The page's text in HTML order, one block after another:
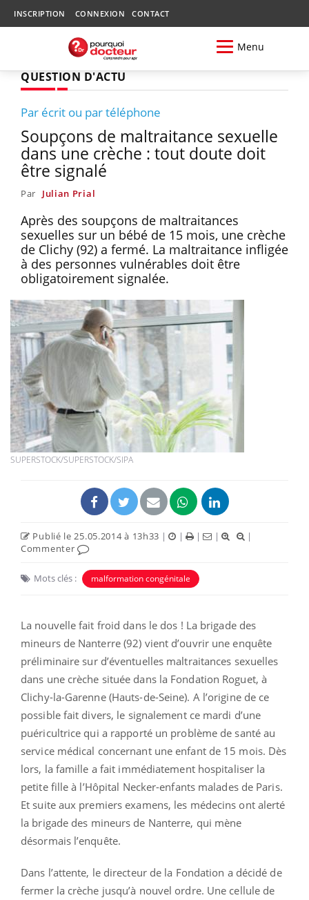
INSCRIPTION CONNEXION CONTACT
Menu
QUESTION D'ACTU
Par écrit ou par téléphone
Soupçons de maltraitance sexuelle
dans une crèche : tout doute doit
être signalé
Par Julian Prial
Après des soupçons de maltraitances
sexuelles sur un bébé de 15 mois, une crèche
de Clichy (92) a fermé. La maltraitance infligée
à des personnes vulnérables doit être
obligatoirement signalée.
SUPERSTOCK/SUPERSTOCK/SIPA
Publié le 25.05.2014 à 13h33 | | | |
|
Commenter
Mots clés : malformation congénitale
La nouvelle fait froid dans le dos ! La brigade des
mineurs de Nanterre (92) vient d’ouvrir une enquête
préliminaire sur d’éventuelles maltraitances sexuelles
dans une crèche située dans la Fondation Roguet, à
Clichy-la-Garenne (Hauts-de-Seine). A l’origine de ce
possible fait divers, le signalement ce mardi d’une
puéricultrice qui a rapporté un problème de santé au
service médical concernant une enfant de 15 mois. Dès
lors, la famille a fait immédiatement hospitaliser la
petite fille à l’Hôpital Necker-enfants malades de Paris.
Et suite aux premiers examens, les médecins ont alerté
la brigade des mineurs de Nanterre, qui mène
désormais l’enquête.
Dans l’attente, le directeur de la Fondation a décidé de
fermer la crèche jusqu’à nouvel ordre. Une cellule de